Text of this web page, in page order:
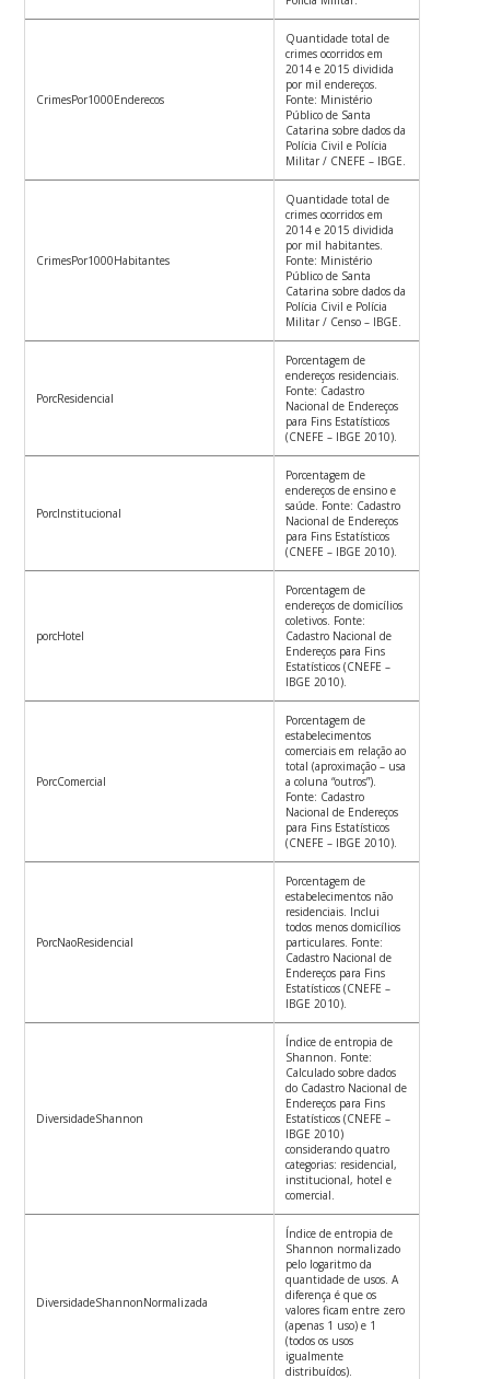
CrimesPor1000Enderecos
Quantidade total de
crimes ocorridos em
2014 e 2015 dividida
por mil endereços.
Fonte: Ministério
Público de Santa
Catarina sobre dados da
Polícia Civil e Polícia
Militar / CNEFE – IBGE.
CrimesPor1000Habitantes
Quantidade total de
crimes ocorridos em
2014 e 2015 dividida
por mil habitantes.
Fonte: Ministério
Público de Santa
Catarina sobre dados da
Polícia Civil e Polícia
Militar / Censo – IBGE.
PorcResidencial
Porcentagem de
endereços residenciais.
Fonte: Cadastro
Nacional de Endereços
para Fins Estatísticos
(CNEFE – IBGE 2010).
PorcInstitucional
Porcentagem de
endereços de ensino e
saúde. Fonte: Cadastro
Nacional de Endereços
para Fins Estatísticos
(CNEFE – IBGE 2010).
porcHotel
Porcentagem de
endereços de domicílios
coletivos. Fonte:
Cadastro Nacional de
Endereços para Fins
Estatísticos (CNEFE –
IBGE 2010).
PorcComercial
Porcentagem de
estabelecimentos
comerciais em relação ao
total (aproximação – usa
a coluna “outros”).
Fonte: Cadastro
Nacional de Endereços
para Fins Estatísticos
(CNEFE – IBGE 2010).
PorcNaoResidencial
Porcentagem de
estabelecimentos não
residenciais. Inclui
todos menos domicílios
particulares. Fonte:
Cadastro Nacional de
Endereços para Fins
Estatísticos (CNEFE –
IBGE 2010).
DiversidadeShannon
Índice de entropia de
Shannon. Fonte:
Calculado sobre dados
do Cadastro Nacional de
Endereços para Fins
Estatísticos (CNEFE –
IBGE 2010)
considerando quatro
categorias: residencial,
institucional, hotel e
comercial.
DiversidadeShannonNormalizada
Índice de entropia de
Shannon normalizado
pelo logaritmo da
quantidade de usos. A
diferença é que os
valores ficam entre zero
(apenas 1 uso) e 1
(todos os usos
igualmente
distribuídos).